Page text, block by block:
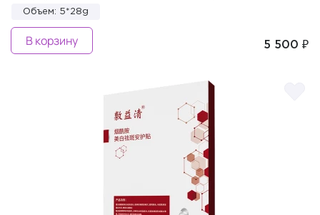
Объем: 5*28g
5 500 ₽
В корзину